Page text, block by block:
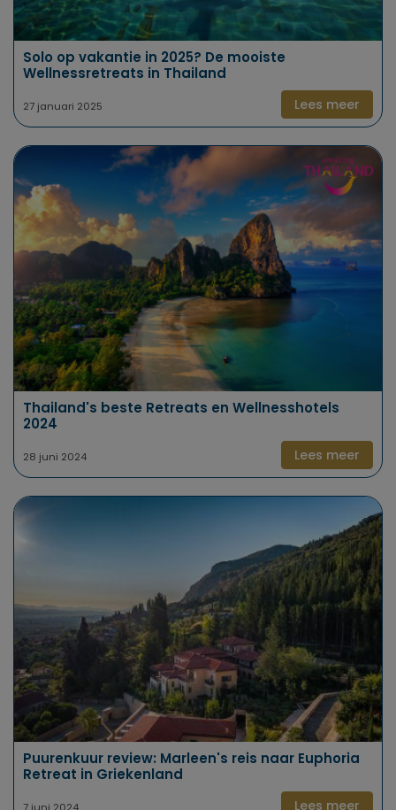
Solo op vakantie in 2025? De mooiste
Wellnessretreats in Thailand
27 januari 2025 Lees meer
Thailand's beste Retreats en Wellnesshotels
2024
28 juni 2024 Lees meer
Puurenkuur review: Marleen's reis naar Euphoria
Retreat in Griekenland
Lees meer